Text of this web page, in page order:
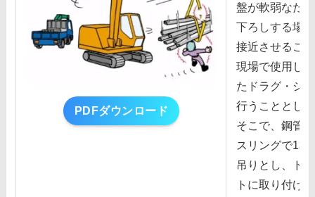
PDFダウンロード
盤が軟弱なた
下ろしする場
接近させるこ
現場で使⽤し
たドラグ・シ
⾏うこととし
そこで、鋼管
スリングで1本
吊りとし、ド
トに取り付け